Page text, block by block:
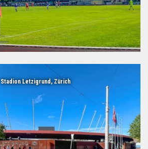
Stadion Letzigrund, Zürich